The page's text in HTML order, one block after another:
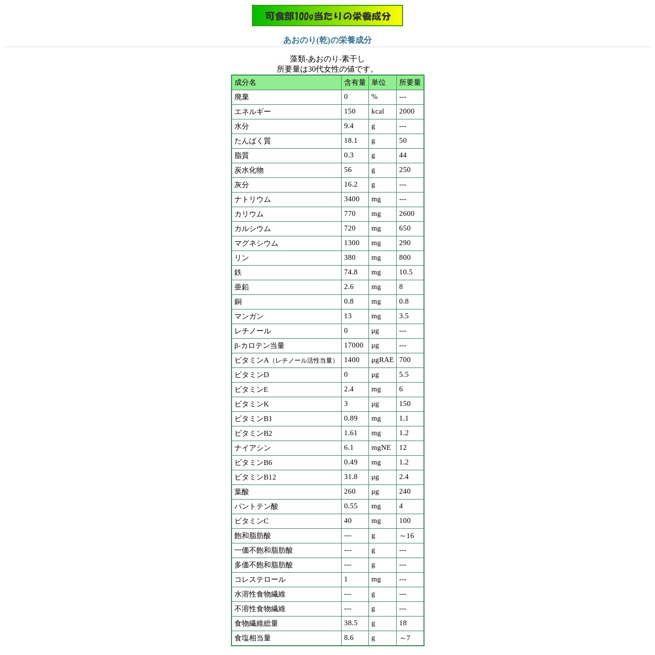
あおのり(乾)の栄養成分
藻類-あおのり-素干し
所要量は30代女性の値です。
成分名 含有量 単位
所要量
廃棄
0 %
---
エネルギー
150 kcal
2000
水分
9.4 g
---
たんぱく質
18.1 g
50
脂質
0.3 g
44
炭水化物
56 g
250
灰分
16.2 g
---
ナトリウム
3400 mg
---
カリウム
770 mg
2600
カルシウム
720 mg
650
マグネシウム
1300 mg
290
リン
380 mg
800
鉄
74.8 mg
10.5
亜鉛
2.6 mg
8
銅
0.8 mg
0.8
マンガン
13 mg
3.5
レチノール
0 μg
---
β-カロテン当量
17000 μg
---
ビタミンA（レチノール活性当量） 1400 μgRAE
700
ビタミンD
0 μg
5.5
ビタミンE
2.4 mg
6
ビタミンK
3 μg
150
ビタミンB1
0.89 mg
1.1
ビタミンB2
1.61 mg
1.2
ナイアシン
6.1 mgNE
12
ビタミンB6
0.49 mg
1.2
ビタミンB12
31.8 μg
2.4
葉酸
260 μg
240
パントテン酸
0.55 mg
4
ビタミンC
40 mg
100
飽和脂肪酸
--- g
～16
一価不飽和脂肪酸
--- g
---
多価不飽和脂肪酸
--- g
---
コレステロール
1 mg
---
水溶性食物繊維
--- g
---
不溶性食物繊維
--- g
---
食物繊維総量
38.5 g
18
食塩相当量
8.6 g ～7